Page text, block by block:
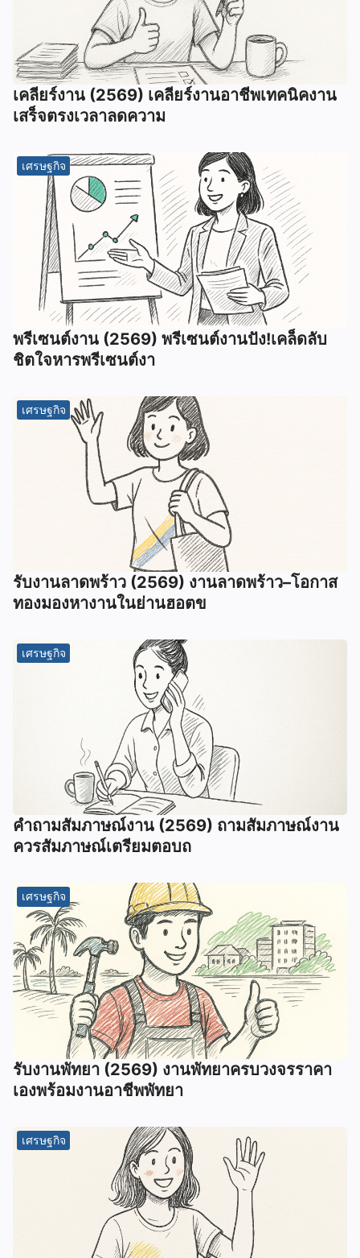
เคลียร์งาน (2569) เคลียร์งานอาชีพเทคนิคงาน
เสร็จตรงเวลาลดความ
เศรษฐกิจ
พรีเซนต์งาน (2569) พรีเซนต์งานปัง!เคล็ดลับ
ชิตใจหารพรีเซนต์งา
เศรษฐกิจ
รับงานลาดพร้าว (2569) งานลาดพร้าว–โอกาส
ทองมองหางานในย่านฮอตข
เศรษฐกิจ
คําถามสัมภาษณ์งาน (2569) ถามสัมภาษณ์งาน
ควรสัมภาษณ์เตรียมตอบถ
เศรษฐกิจ
รับงานพัทยา (2569) ️งานพัทยาครบวงจรราคา
เองพร้อมงานอาชีพพัทยา
เศรษฐกิจ